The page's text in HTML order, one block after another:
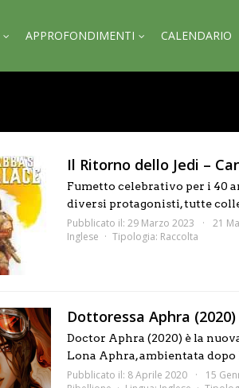
APPROFONDIMENTI CALENDARIO
Il Ritorno dello Jedi –
Fumetto celebrativo per i 40
diversi protagonisti, tutte
Pubblicato il: 29 Marzo 2023 21
Inglese
Tipologia: Raccolta
Dottoressa Aphra (2020)
Doctor Aphra (2020) è la
Lona Aphra, ambientata
Pubblicato il: 8 Aprile 2020 15